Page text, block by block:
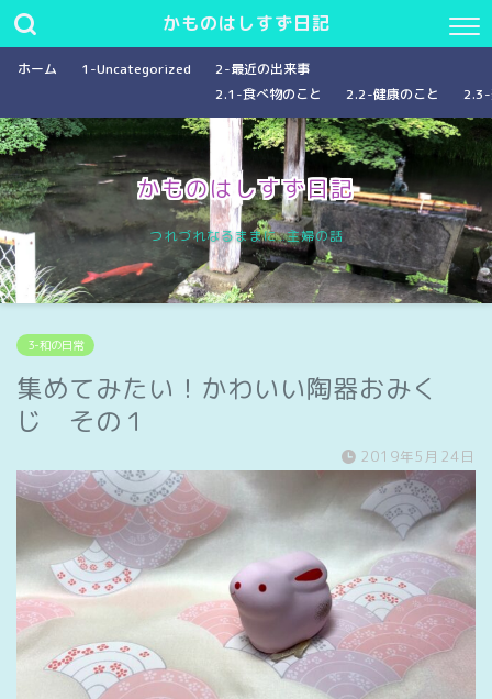
かものはしすず日記
ホーム 1-Uncategorized
2-最近の出来事
2.1-食べ物のこと
2.2-健康のこと 2.3-
かものはしすず日記
つれづれなるままに…主婦の話
3-和の日常
集めてみたい！かわいい陶器おみく
じ その１
2019年5月24日